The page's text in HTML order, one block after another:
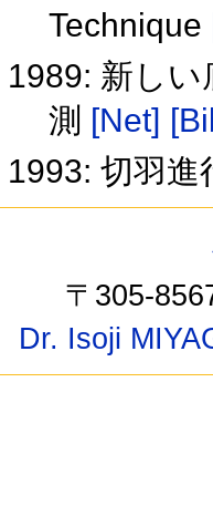
Technique
1989: 新し
測 [Net]
1993: 切羽
〒305-
Dr. Isoji